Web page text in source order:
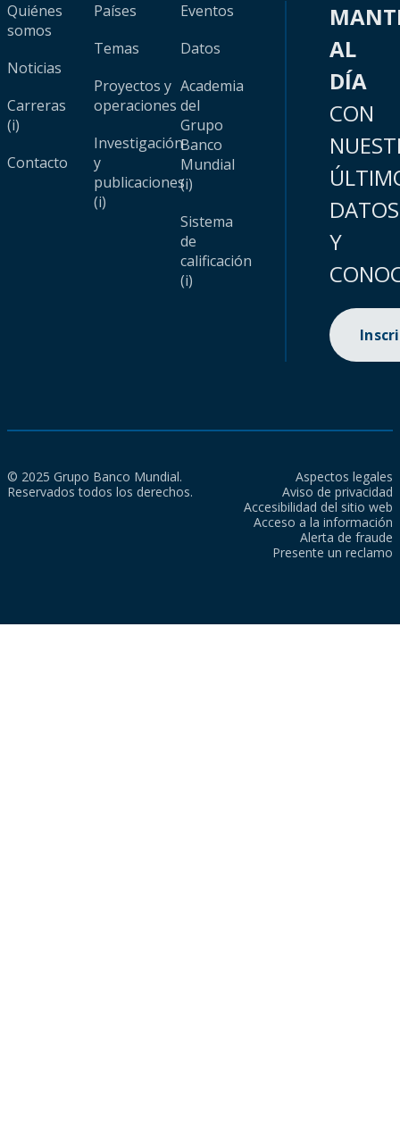
Quiénes
somos
Noticias
Carreras
(i)
Contacto
Países
Temas
Proyectos y
operaciones
Investigación
y
publicaciones
(i)
Eventos
Datos
Academia
del
Grupo
Banco
Mundial
(i)
Sistema
de
calificación
(i)
AL
DÍA
CON
DATOS
Y
© 2025 Grupo Banco Mundial.
Reservados todos los derechos.
Aspectos legales
Aviso de privacidad
Accesibilidad del sitio web
Acceso a la información
Alerta de fraude
Presente un reclamo